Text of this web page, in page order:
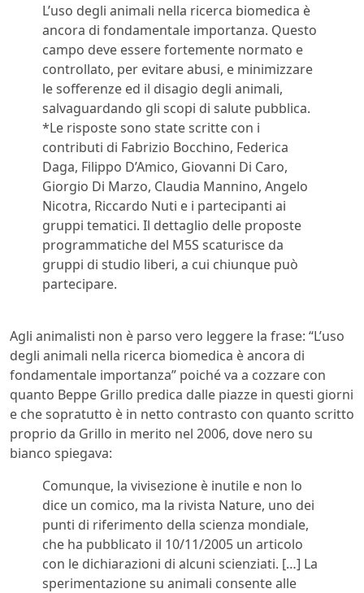
L’uso degli animali nella ricerca biomedica è
ancora di fondamentale importanza. Questo
campo deve essere fortemente normato e
controllato, per evitare abusi, e minimizzare
le sofferenze ed il disagio degli animali,
salvaguardando gli scopi di salute pubblica.
*Le risposte sono state scritte con i
contributi di Fabrizio Bocchino, Federica
Daga, Filippo D’Amico, Giovanni Di Caro,
Giorgio Di Marzo, Claudia Mannino, Angelo
Nicotra, Riccardo Nuti e i partecipanti ai
gruppi tematici. Il dettaglio delle proposte
programmatiche del M5S scaturisce da
gruppi di studio liberi, a cui chiunque può
partecipare.
Agli animalisti non è parso vero leggere la frase: “L’uso
degli animali nella ricerca biomedica è ancora di
fondamentale importanza” poiché va a cozzare con
quanto Beppe Grillo predica dalle piazze in questi giorni
e che sopratutto è in netto contrasto con quanto scritto
proprio da Grillo in merito nel 2006, dove nero su
bianco spiegava:
Comunque, la vivisezione è inutile e non lo
dice un comico, ma la rivista Nature, uno dei
punti di riferimento della scienza mondiale,
che ha pubblicato il 10/11/2005 un articolo
con le dichiarazioni di alcuni scienziati. […] La
sperimentazione su animali consente alle